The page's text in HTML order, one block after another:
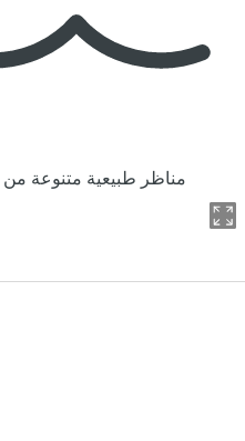
مناظر طبيعية متنوعة من